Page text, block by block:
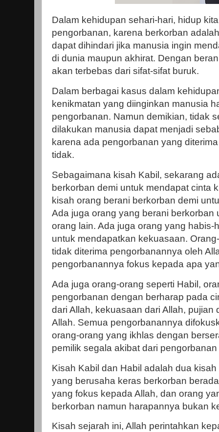
Dalam kehidupan sehari-hari, hidup
pengorbanan, karena berkorban
dapat dihindari jika manusia ingin
di dunia maupun akhirat. Dengan
akan terbebas dari sifat-sifat buruk.
Dalam berbagai kasus dalam
kenikmatan yang diinginkan manusia
pengorbanan. Namun demikian, tidak
dilakukan manusia dapat menjadi
karena ada pengorbanan yang
tidak.
Sebagaimana kisah Kabil, sekarang
berkorban demi untuk mendapat cinta
kisah orang berani berkorban demi
Ada juga orang yang berani berkorban
orang lain. Ada juga orang yang habis-
untuk mendapatkan kekuasaan.
tidak diterima pengorbanannya oleh
pengorbanannya fokus kepada apa
Ada juga orang-orang seperti Habil,
pengorbanan dengan berharap pada
dari Allah, kekuasaan dari Allah, pujian
Allah. Semua pengorbanannya
orang-orang yang ikhlas dengan
pemilik segala akibat dari
Kisah Kabil dan Habil adalah dua
yang berusaha keras berkorban
yang fokus kepada Allah, dan orang
berkorban namun harapannya bukan
Kisah sejarah ini, Allah perintahkan